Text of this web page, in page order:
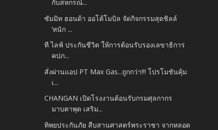
กับสหกรณ์...
ซัมมิท ฮอนด้า ออโต้โมบิล จัดกิจกรรมสุดชิลล์
‘หนัก ...
ที ไลฟ์ ประกันชีวิต ให้การต้อนรับรองเลขาธิการ
คปภ...
สั่งผ่านแอป PT Max Gas...ถูกกว่า!!! โปรโมชันคุ้ม
เ...
CHANGAN เปิดโรงงานต้อนรับกรมศุลกากร
มาบตาพุด เสริม...
ทิพยประกันภัย สืบสานศาสตร์พระราชา จากหลอด